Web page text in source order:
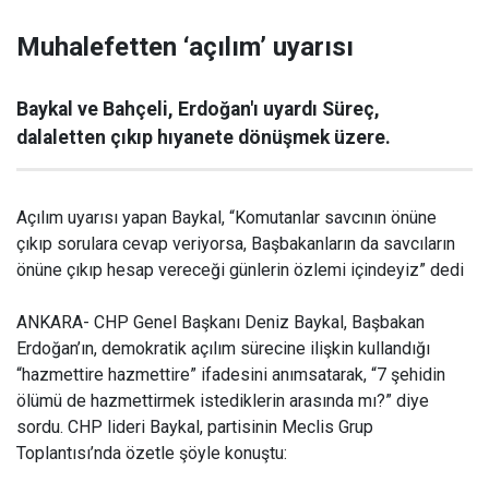
Muhalefetten ‘açılım’ uyarısı
Baykal ve Bahçeli, Erdoğan'ı uyardı Süreç,
dalaletten çıkıp hıyanete dönüşmek üzere.
Açılım uyarısı yapan Baykal, “Komutanlar savcının önüne
çıkıp sorulara cevap veriyorsa, Başbakanların da savcıların
önüne çıkıp hesap vereceği günlerin özlemi içindeyiz” dedi
ANKARA- CHP Genel Başkanı Deniz Baykal, Başbakan
Erdoğan’ın, demokratik açılım sürecine ilişkin kullandığı
“hazmettire hazmettire” ifadesini anımsatarak, “7 şehidin
ölümü de hazmettirmek istediklerin arasında mı?” diye
sordu. CHP lideri Baykal, partisinin Meclis Grup
Toplantısı’nda özetle şöyle konuştu: